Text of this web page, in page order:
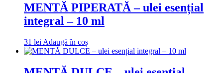
MENTĂ PIPERATĂ – ulei esențial
integral – 10 ml
31 lei Adaugă în coș